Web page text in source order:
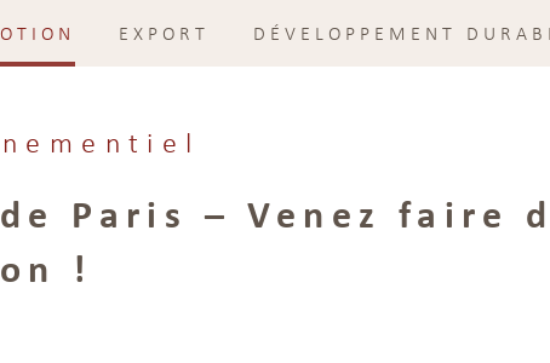
EXPORT DÉVELOPPEMENT
Paris – Venez faire
!